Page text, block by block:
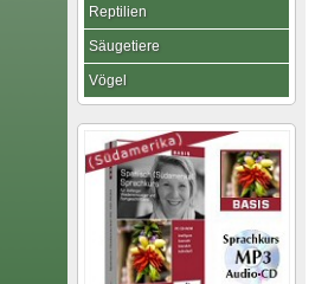
Reptilien
Säugetiere
Vögel